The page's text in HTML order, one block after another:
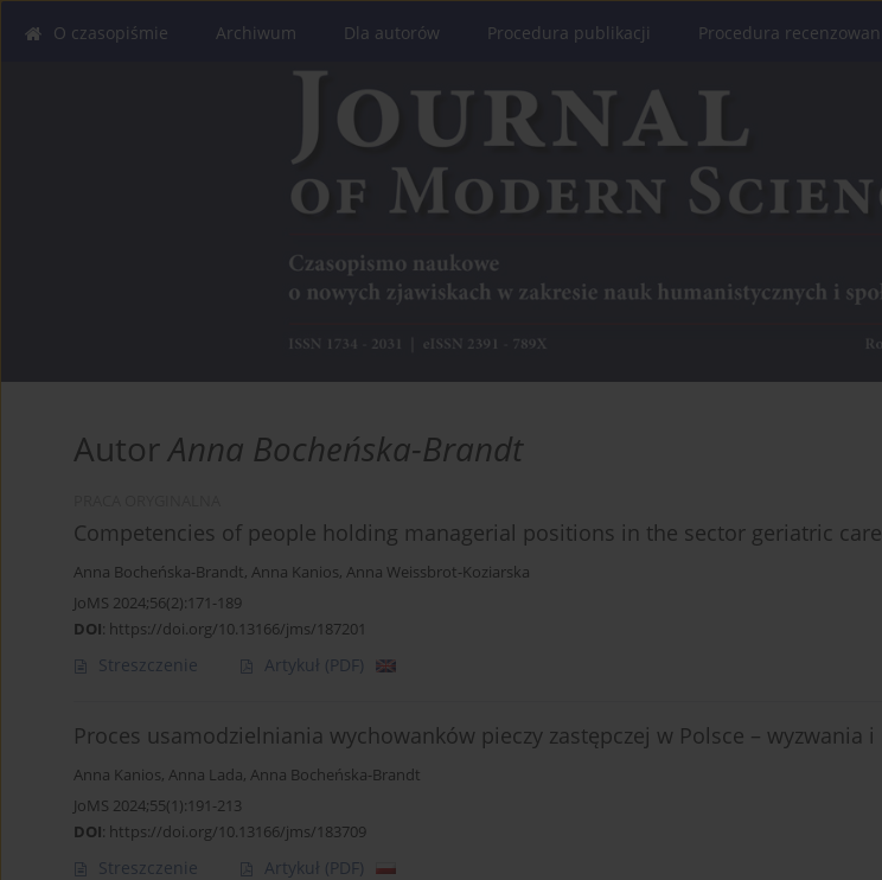
O czasopiśmie Archiwum Dla autorów Procedura publikacji Procedura
AutorAnna Bocheńska-Brandt
Competencies of people holding managerial positions in the sector geriatric
Anna Bocheńska-Brandt, Anna Kanios, Anna Weissbrot-Koziarska
JoMS 2024;56(2):171-189
DOI: https://doi.org/10.13166/jms/187201
Streszczenie Artykuł (PDF)
Proces usamodzielniania wychowanków pieczy zastępczej w Polsce – wyzwania
Anna Kanios, Anna Lada, Anna Bocheńska-Brandt
JoMS 2024;55(1):191-213
DOI: https://doi.org/10.13166/jms/183709
Streszczenie Artykuł (PDF)